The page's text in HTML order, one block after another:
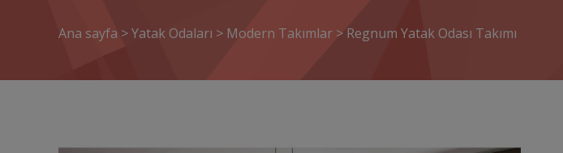
Ana sayfa >Yatak Odaları > Modern Takımlar > Regnum Yatak Odası Takımı